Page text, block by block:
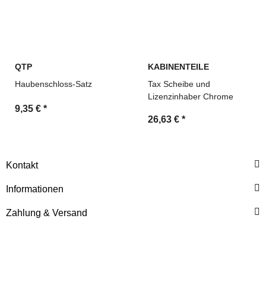
QTP
Haubenschloss-Satz
9,35 € *
KABINENTEILE
Tax Scheibe und
Lizenzinhaber Chrome
26,63 € *
Kontakt
Informationen
Zahlung & Versand